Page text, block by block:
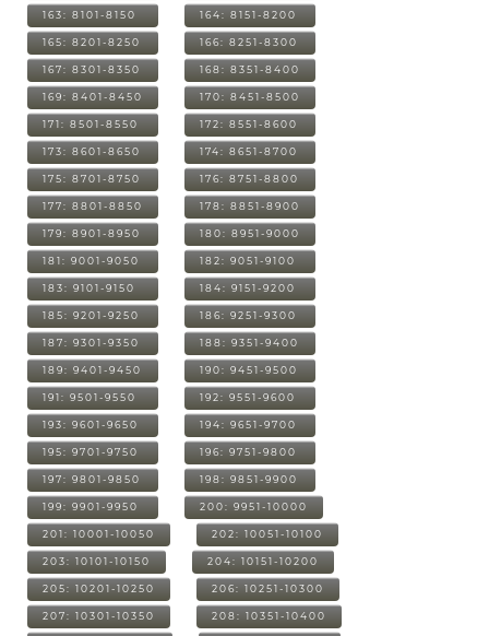
163: 8101-8150 164: 8151-8200
165: 8201-8250 166: 8251-8300
167: 8301-8350 168: 8351-8400
169: 8401-8450 170: 8451-8500
171: 8501-8550 172: 8551-8600
173: 8601-8650 174: 8651-8700
175: 8701-8750 176: 8751-8800
177: 8801-8850 178: 8851-8900
179: 8901-8950 180: 8951-9000
181: 9001-9050 182: 9051-9100
183: 9101-9150 184: 9151-9200
185: 9201-9250 186: 9251-9300
187: 9301-9350 188: 9351-9400
189: 9401-9450 190: 9451-9500
191: 9501-9550 192: 9551-9600
193: 9601-9650 194: 9651-9700
195: 9701-9750 196: 9751-9800
197: 9801-9850 198: 9851-9900
199: 9901-9950 200: 9951-10000
201: 10001-10050 202: 10051-10100
203: 10101-10150 204: 10151-10200
205: 10201-10250 206: 10251-10300
207: 10301-10350 208: 10351-10400